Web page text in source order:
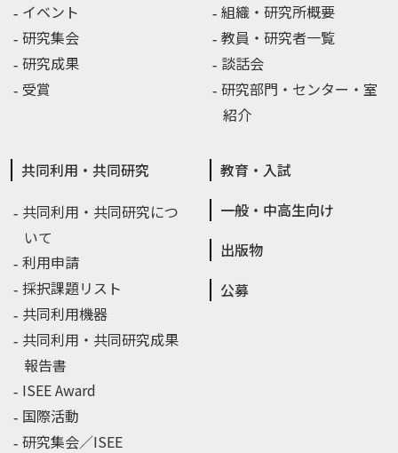
イベント
研究集会
研究成果
受賞
組織・研究所概要
教員・研究者一覧
談話会
研究部門・センター・室
紹介
共同利用・共同研究
共同利用・共同研究につ
いて
利用申請
採択課題リスト
共同利用機器
共同利用・共同研究成果
報告書
ISEE Award
国際活動
研究集会／ISEE
教育・入試
一般・中高生向け
出版物
公募